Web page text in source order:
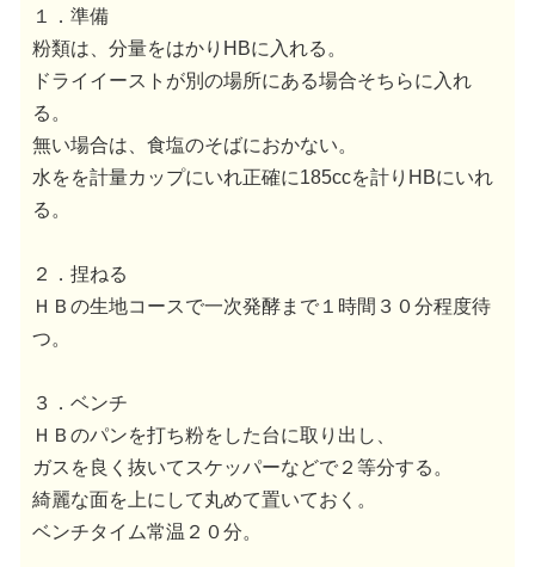
１．準備
粉類は、分量をはかりHBに入れる。
ドライイーストが別の場所にある場合そちらに入れ
る。
無い場合は、食塩のそばにおかない。
水をを計量カップにいれ正確に185ccを計りHBにいれ
る。
２．捏ねる
ＨＢの生地コースで一次発酵まで１時間３０分程度待
つ。
３．ベンチ
ＨＢのパンを打ち粉をした台に取り出し、
ガスを良く抜いてスケッパーなどで２等分する。
綺麗な面を上にして丸めて置いておく。
ベンチタイム常温２０分。